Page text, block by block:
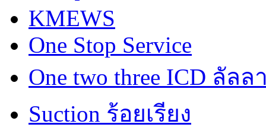
KMEWS
One Stop Service
One two three ICD ลัลล
Suction ร้อยเรียง